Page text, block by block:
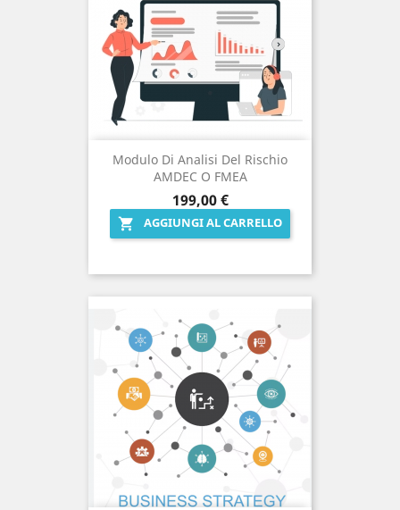
Modulo Di Analisi Del Rischio
AMDEC O FMEA
Prezzo
199,00 €
 AGGIUNGI AL CARRELLO